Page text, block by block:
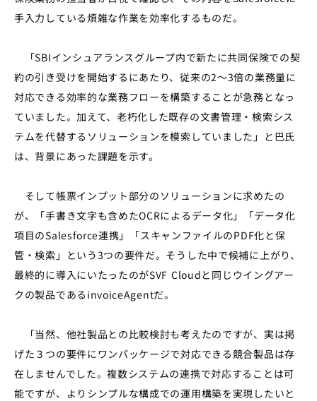
手入力している煩雑な作業を効率化するものだ。
「SBIインシュアランスグループ内で新たに共同保険での契
約の引き受けを開始するにあたり、従来の2～3倍の業務量に
対応できる効率的な業務フローを構築することが急務となっ
ていました。加えて、老朽化した既存の文書管理・検索シス
テムを代替するソリューションを模索していました」と巴氏
は、背景にあった課題を示す。
そして帳票インプット部分のソリューションに求めたの
が、「手書き文字も含めたOCRによるデータ化」「データ化
項目のSalesforce連携」「スキャンファイルのPDF化と保
管・検索」という3つの要件だ。そうした中で候補に上がり、
最終的に導入にいたったのがSVF Cloudと同じウイングアー
クの製品であるinvoiceAgentだ。
「当然、他社製品との比較検討も考えたのですが、実は掲
げた３つの要件にワンパッケージで対応できる競合製品は存
在しませんでした。複数システムの連携で対応することは可
能ですが、よりシンプルな構成での運用構築を実現したいと